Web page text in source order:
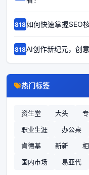
68186如何快速掌握SEO
68185AI创作新纪元，创
热门标签
资生堂 大头
职业生涯
办公桌
肯德基
新新
国内市场
易亚代